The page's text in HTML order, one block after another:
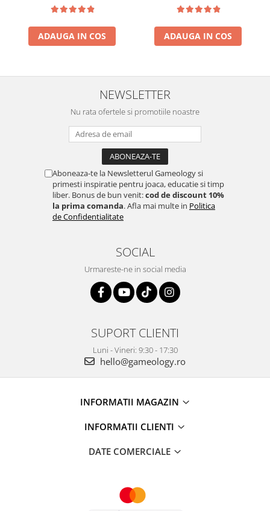
ADAUGA IN COS ADAUGA IN COS
NEWSLETTER
Nu rata ofertele si promotiile noastre
Aboneaza-te la Newsletterul Gameology si
primesti inspiratie pentru joaca, educatie si timp
liber. Bonus de bun venit:cod de discount 10%
la prima comanda. Afla mai multe in Politica
de Confidentialitate
SOCIAL
Urmareste-ne in social media
SUPORT CLIENTI
Luni - Vineri: 9:30 - 17:30
hello@gameology.ro
INFORMATII MAGAZIN
INFORMATII CLIENTI
DATE COMERCIALE